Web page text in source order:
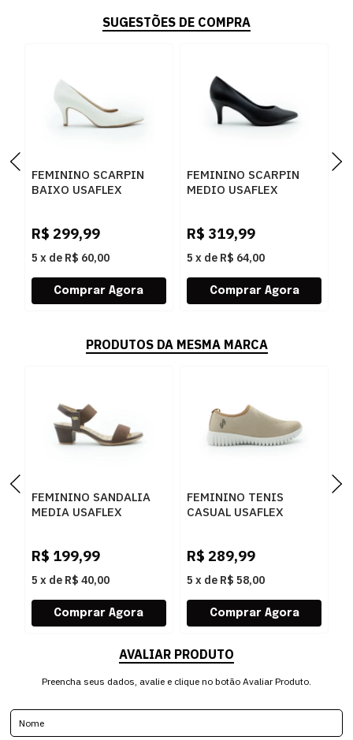
SUGESTÕES DE COMPRA
FEMININO SCARPIN
BAIXO USAFLEX
R$ 299,99
5 x de R$ 60,00
FEMININO SCARPIN
MEDIO USAFLEX
R$ 319,99
5 x de R$ 64,00
PRODUTOS DA MESMA MARCA
FEMININO SANDALIA
MEDIA USAFLEX
R$ 199,99
5 x de R$ 40,00
FEMININO TENIS
CASUAL USAFLEX
R$ 289,99
5 x de R$ 58,00
AVALIAR PRODUTO
Preencha seus dados, avalie e clique no botão Avaliar Produto.